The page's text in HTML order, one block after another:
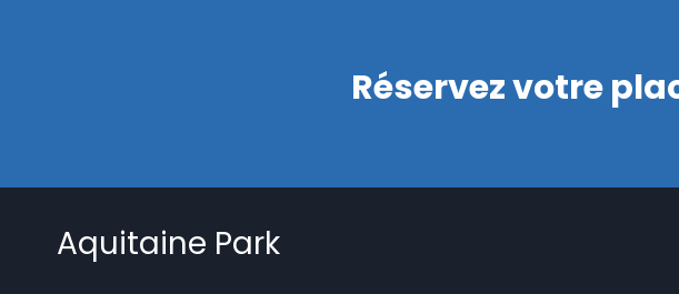
Réservez votre
Aquitaine Park